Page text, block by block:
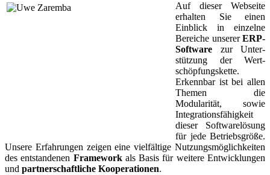
Auf dieser Webseite
erhalten Sie einen
Einblick in einzelne
Bereiche unsererERP-
Software zur Unter­
stützung der Wert­
schöpfungs­kette.
Erkennbar ist bei allen
Themen die
Modularität, sowie
Integrationsfähigkeit
dieser Softwarelösung
für jede Betriebsgröße.
Unsere Erfahrungen zeigen eine vielfältige Nutzungsmöglichkeiten
des entstandenen Frameworkals Basis für weitere Entwicklungen
und partnerschaftliche Kooperationen.